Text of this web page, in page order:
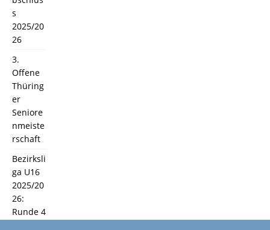
s
2025/20
26
3.
Offene
Thüring
er
Seniore
nmeiste
rschaft
Bezirksli
ga U16
2025/20
26:
Runde 4